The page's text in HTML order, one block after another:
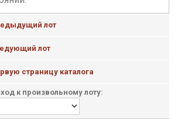
лот
лот
страницу каталога
к произвольному лоту: